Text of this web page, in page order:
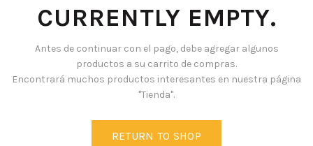
CURRENTLY EMPTY.
Antes de continuar con el pago, debe agregar algunos
productos a su carrito de compras.
Encontrará muchos productos interesantes en nuestra página
"Tienda".
RETURN TO SHOP